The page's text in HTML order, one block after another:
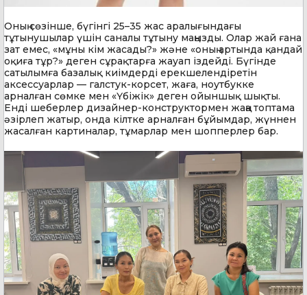
Оның сөзінше, бүгінгі 25–35 жас аралығындағы
тұтынушылар үшін саналы тұтыну маңызды. Олар жай ғана
зат емес, «мұны кім жасады?» және «оның артында қандай
оқиға тұр?» деген сұрақтарға жауап іздейді. Бүгінде
сатылымға базалық киімдерді ерекшелендіретін
аксессуарлар — галстук-корсет, жаға, ноутбукке
арналған сөмке мен «Үбіжік» деген ойыншық шықты.
Енді шеберлер дизайнер-конструктормен жаңа топтама
әзірлеп жатыр, онда кілтке арналған бұйымдар, жүннен
жасалған картиналар, тұмарлар мен шопперлер бар.